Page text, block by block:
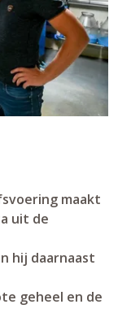
maakt
uit de
hij daarnaast
geheel en de